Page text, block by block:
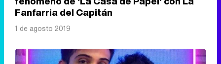
Fanfarria del Capitán
1 de agosto 2019